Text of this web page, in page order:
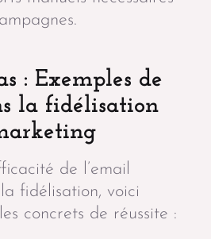
: Exemples de
la fidélisation
de l’email
fidélisation, voici
concrets de réussite :